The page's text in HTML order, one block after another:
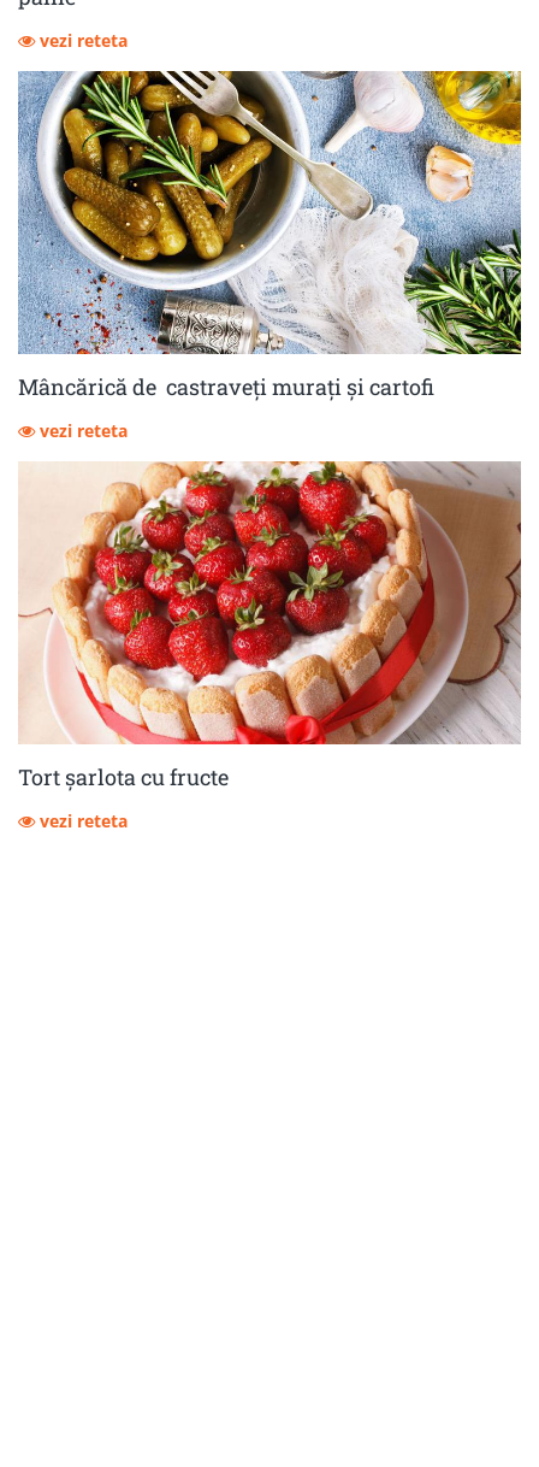
vezi reteta
Mâncărică de castraveţi muraţi şi cartofi
vezi reteta
Tort șarlota cu fructe
vezi reteta